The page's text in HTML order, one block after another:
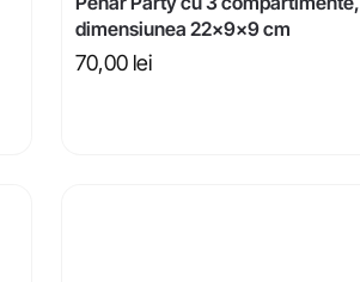
dimensiunea 22x9x9 cm
70,00 lei